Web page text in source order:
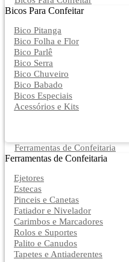
Bicos Para Confeitar
Bico Pitanga
Bico Folha e Flor
Bico Parlê
Bico Serra
Bico Chuveiro
Bico Babado
Bicos Especiais
Acessórios e Kits
Ferramentas de Confeitaria
Ferramentas de Confeitaria
Ejetores
Estecas
Pinceis e Canetas
Fatiador e Nivelador
Carimbos e Marcadores
Rolos e Suportes
Palito e Canudos
Tapetes e Antiaderentes